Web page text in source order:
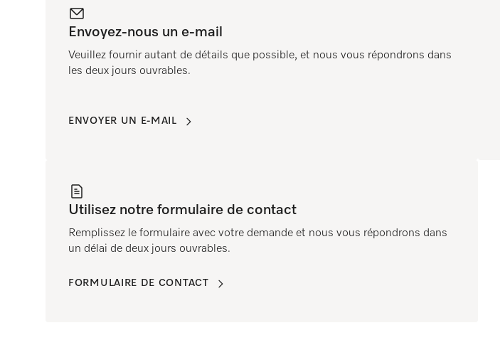
Envoyez-nous un e-mail
Veuillez fournir autant de détails que possible, et nous vous répondrons dans
les deux jours ouvrables.
ENVOYER UN E-MAIL
Utilisez notre formulaire de contact
Remplissez le formulaire avec votre demande et nous vous répondrons dans
un délai de deux jours ouvrables.
FORMULAIRE DE CONTACT